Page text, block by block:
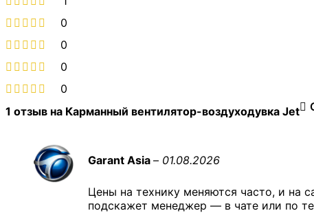
0
0
0
0
1 отзыв на Карманный вентилятор-воздуходувка Jet
Garant Asia – 01.08.2026
Цены на технику меняются часто, и на
подскажет менеджер — в чате или по